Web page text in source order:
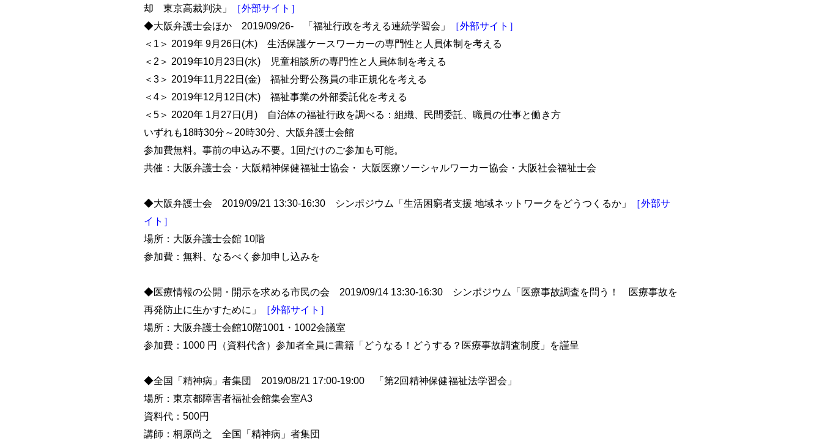
却 東京高裁判決」
［外部サイト］
◆大阪弁護士会ほか 2019/09/26- 「福祉行政を考える連続学習会」
［外部サイト］
＜1＞ 2019年 9月26日(木) 生活保護ケースワーカーの専門性と人員体制を考える
＜2＞ 2019年10月23日(水) 児童相談所の専門性と人員体制を考える
＜3＞ 2019年11月22日(金) 福祉分野公務員の非正規化を考える
＜4＞ 2019年12月12日(木) 福祉事業の外部委託化を考える
＜5＞ 2020年 1月27日(月) 自治体の福祉行政を調べる：組織、民間委託、職員の仕事と働き方
いずれも18時30分～20時30分、大阪弁護士会館
参加費無料。事前の申込み不要。1回だけのご参加も可能。
共催：大阪弁護士会・大阪精神保健福祉士協会・ 大阪医療ソーシャルワーカー協会・大阪社会福祉士会
◆大阪弁護士会 2019/09/21 13:30-16:30 シンポジウム「生活困窮者支援 地域ネットワークをどうつくるか」
［外部サ
イト］
場所：大阪弁護士会館 10階
参加費：無料、なるべく参加申し込みを
◆医療情報の公開・開示を求める市民の会 2019/09/14 13:30-16:30 シンポジウム「医療事故調査を問う！ 医療事故を
再発防止に生かすために」
［外部サイト］
場所：大阪弁護士会館10階1001・1002会議室
参加費：1000 円（資料代含）参加者全員に書籍「どうなる！どうする？医療事故調査制度」を謹呈
◆全国「精神病」者集団 2019/08/21 17:00-19:00 「第2回精神保健福祉法学習会」
場所：東京都障害者福祉会館集会室A3
資料代：500円
講師：桐原尚之 全国「精神病」者集団